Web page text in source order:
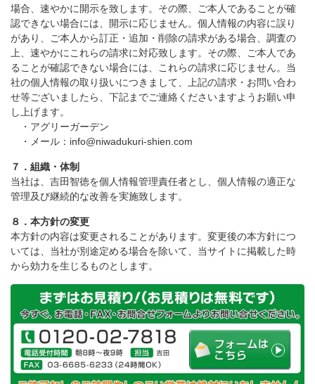
場合、速やかに開示を致します。その際、ご本人であることが確
認できない場合には、開示に応じません。個人情報の内容に誤り
があり、ご本人から訂正・追加・削除の請求がある場合、調査の
上、速やかにこれらの請求に対応致します。その際、ご本人であ
ることが確認できない場合には、これらの請求に応じません。当
社の個人情報の取り扱いにつきまして、上記の請求・お問い合わ
せ等ございましたら、下記までご連絡くださいますようお願い申
し上げます。
・アグリーガーデン
・メール：info@niwadukuri-shien.com
７．組織・体制
当社は、吉田智徳を個人情報管理責任者とし、個人情報の適正な
管理及び継続的な改善を実施致します。
８．本方針の変更
本方針の内容は変更されることがあります。変更後の本方針につ
いては、当社が別途定める場合を除いて、当サイトに掲載した時
から効力を生じるものとします。